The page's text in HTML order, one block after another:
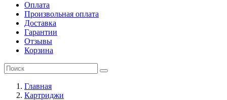
Оплата
Произвольная оплата
Доставка
Гарантии
Отзывы
Корзина
Главная
Картриджи